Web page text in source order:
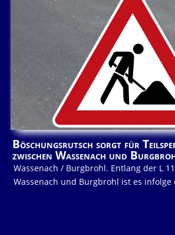
Böschungsrutsch sorgt für
zwischen Wassenach und
Wassenach / Burgbrohl. Entlang der L
Wassenach und Burgbrohl ist es infolge